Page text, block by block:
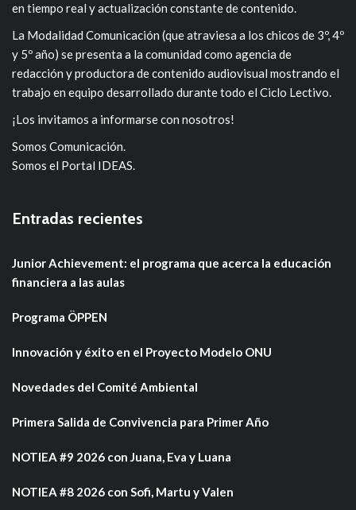
en tiempo real y actualización constante de contenido.
La Modalidad Comunicación (que atraviesa a los chicos de 3º, 4º
y 5º año) se presenta a la comunidad como agencia de
redacción y productora de contenido audiovisual mostrando el
trabajo en equipo desarrollado durante todo el Ciclo Lectivo.
¡Los invitamos a informarse con nosotros!
Somos Comunicación.
Somos el Portal IDEAS.
Entradas recientes
Junior Achievement: el programa que acerca la educación
financiera a las aulas
Programa ÖPPEN
Innovación y éxito en el Proyecto Modelo ONU
Novedades del Comité Ambiental
Primera Salida de Convivencia para Primer Año
NOTIEA #9 2026 con Juana, Eva y Luana
NOTIEA #8 2026 con Sofi, Martu y Valen